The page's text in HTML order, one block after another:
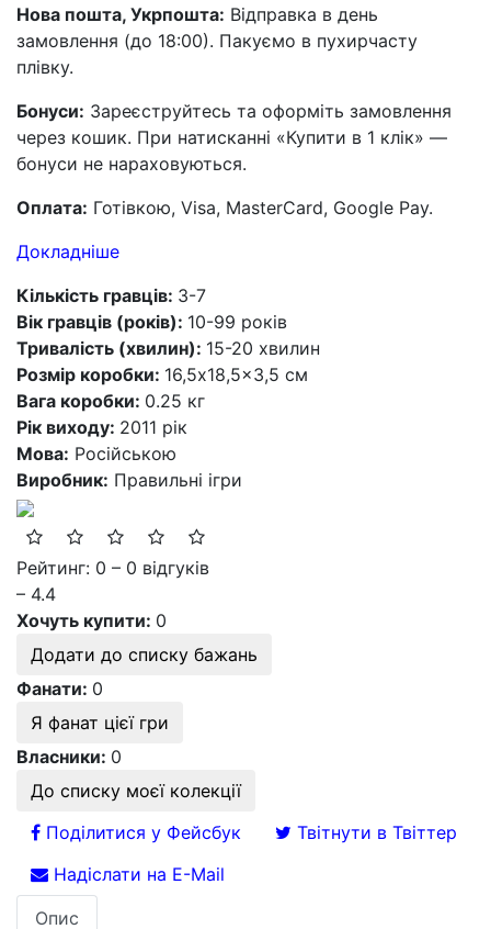
Нова пошта, Укрпошта: Відправка в день
замовлення (до 18:00). Пакуємо в пухирчасту
плівку.
Бонуси: Зареєструйтесь та оформіть замовлення
через кошик. При натисканні «Купити в 1 клік» —
бонуси не нараховуються.
Оплата: Готівкою, Visa, MasterCard, Google Pay.
Докладніше
Кількість гравців: 3-7
Вік гравців (років): 10-99 років
Тривалість (хвилин): 15-20 хвилин
Розмір коробки: 16,5x18,5x3,5 см
Вага коробки: 0.25 кг
Рік виходу: 2011 рік
Мова: Російською
Виробник: Правильні ігри
Рейтинг: 0 – 0 відгуків
– 4.4
Хочуть купити: 0
Додати до списку бажань
Фанати: 0
Я фанат цієї гри
Власники: 0
До списку моєї колекції
Поділитися у Фейсбук
Твітнути в Твіттер
Надіслати на E-Mail
Опис